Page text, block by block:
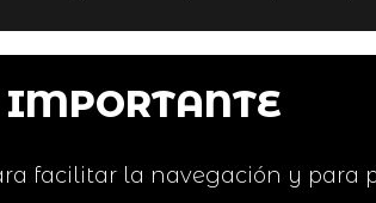
facilitar la navegación y para